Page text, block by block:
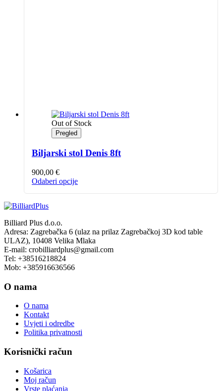
Out of Stock
Pregled
Biljarski stol Denis 8ft
900,00 €
Odaberi opcijeOvaj
se
mogu
odabrati
Billiard Plus d.o.o.
Adresa: Zagrebačka 6 (ulaz na prilaz Zagrebačkoj 3D kod table
ULAZ), 10408 Velika Mlaka
E-mail: crobilliardplus@gmail.com
Tel: +38516218824
Mob: +385916636566
O nama
O nama
Kontakt
Uvjeti i odredbe
Politika privatnosti
Korisnički račun
Košarica
Moj račun
Vrste plaćanja